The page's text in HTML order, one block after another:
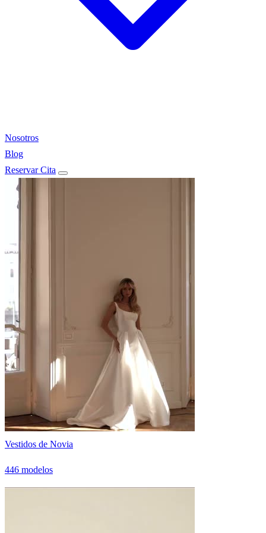
Nosotros
Blog
Reservar Cita
Vestidos de Novia
446 modelos